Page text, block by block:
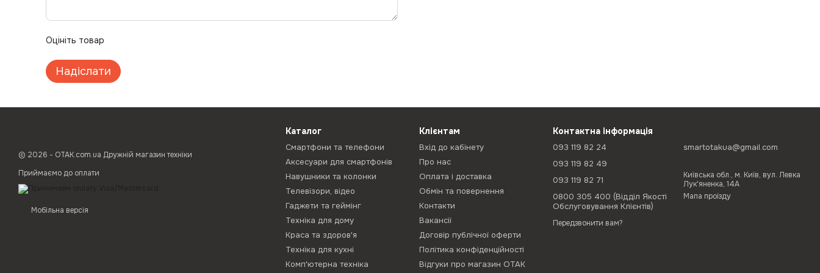
Оцініть товар
Надіслати
© 2026 - ОТАК.com.ua Дружній магазин техніки
Приймаємо до оплати
Мобільна версія
Каталог
Смартфони та телефони
Аксесуари для смартфонів
Навушники та колонки
Телевізори, відео
Гаджети та геймінг
Техніка для дому
Краса та здоров'я
Техніка для кухні
Комп'ютерна техніка
Клієнтам
Вхід до кабінету
Про нас
Оплата і доставка
Обмін та повернення
Контакти
Вакансії
Договір публічної оферти
Політика конфіденційності
Відгуки про магазин ОТАК
Контактна інформація
093 119 82 24
093 119 82 49
093 119 82 71
0800 305 400 (Відділ Якості
Обслуговування Клієнтів)
Передзвонити вам?
smartotakua@gmail.com
Київська обл., м. Київ, вул. Левка
Лук'яненка, 14А
Мапа проїзду